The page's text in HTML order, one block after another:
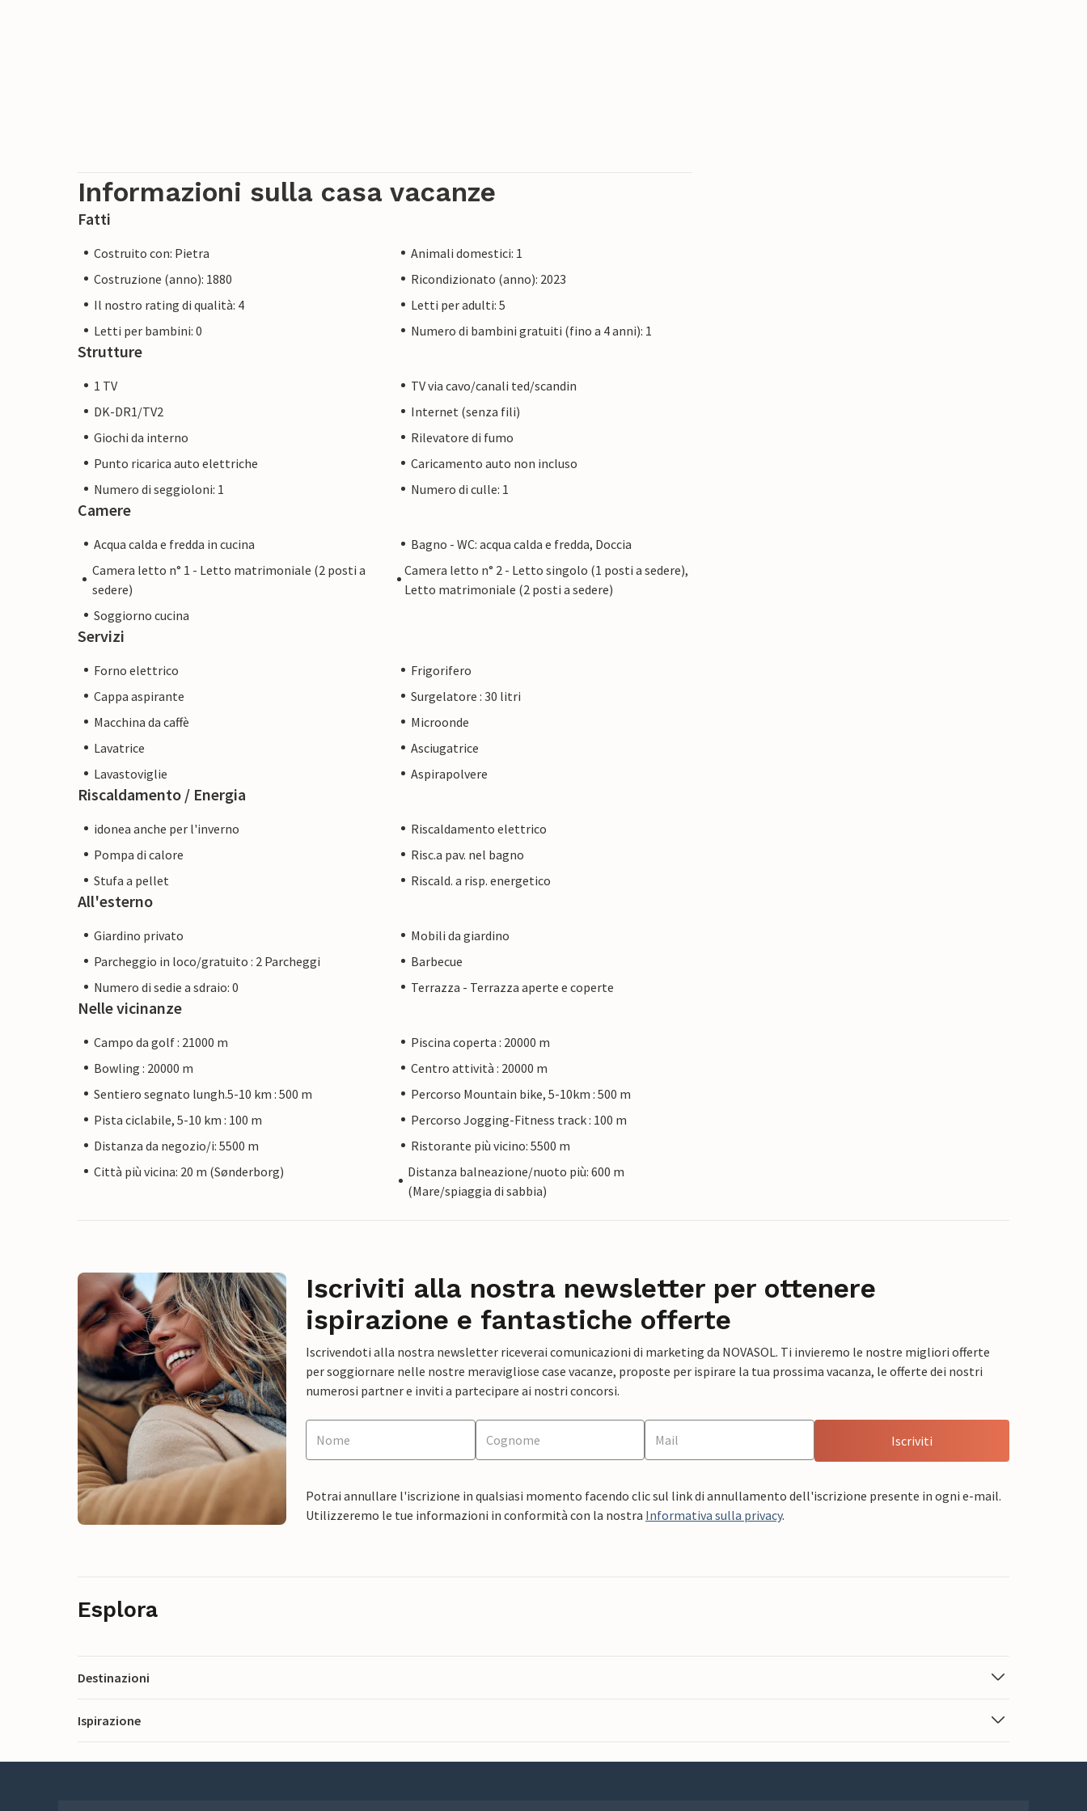
Informazioni sulla casa vacanze
Fatti
Costruito con: Pietra
Animali domestici: 1
Costruzione (anno): 1880
Ricondizionato (anno): 2023
Il nostro rating di qualità: 4
Letti per adulti: 5
Letti per bambini: 0
Numero di bambini gratuiti (fino a 4 anni): 1
Strutture
1 TV
TV via cavo/canali ted/scandin
DK-DR1/TV2
Internet (senza fili)
Giochi da interno
Rilevatore di fumo
Punto ricarica auto elettriche
Caricamento auto non incluso
Numero di seggioloni: 1
Numero di culle: 1
Camere
Acqua calda e fredda in cucina
Bagno - WC: acqua calda e fredda, Doccia
Camera letto n° 1 - Letto matrimoniale (2 posti a
sedere)
Camera letto n° 2 - Letto singolo (1 posti a sedere),
Letto matrimoniale (2 posti a sedere)
Soggiorno cucina
Servizi
Forno elettrico
Frigorifero
Cappa aspirante
Surgelatore : 30 litri
Macchina da caffè
Microonde
Lavatrice
Asciugatrice
Lavastoviglie
Aspirapolvere
Riscaldamento / Energia
idonea anche per l'inverno
Riscaldamento elettrico
Pompa di calore
Risc.a pav. nel bagno
Stufa a pellet
Riscald. a risp. energetico
All'esterno
Giardino privato
Mobili da giardino
Parcheggio in loco/gratuito : 2 Parcheggi
Barbecue
Numero di sedie a sdraio: 0
Terrazza - Terrazza aperte e coperte
Nelle vicinanze
Campo da golf : 21000 m
Piscina coperta : 20000 m
Bowling : 20000 m
Centro attività : 20000 m
Sentiero segnato lungh.5-10 km : 500 m
Percorso Mountain bike, 5-10km : 500 m
Pista ciclabile, 5-10 km : 100 m
Percorso Jogging-Fitness track : 100 m
Distanza da negozio/i: 5500 m
Ristorante più vicino: 5500 m
Città più vicina: 20 m (Sønderborg)
Distanza balneazione/nuoto più: 600 m
(Mare/spiaggia di sabbia)
Iscriviti alla nostra newsletter per ottenere
ispirazione e fantastiche offerte
Iscrivendoti alla nostra newsletter riceverai comunicazioni di marketing da NOVASOL. Ti invieremo le nostre migliori offerte
per soggiornare nelle nostre meravigliose case vacanze, proposte per ispirare la tua prossima vacanza, le offerte dei nostri
numerosi partner e inviti a partecipare ai nostri concorsi.
Iscriviti
Potrai annullare l'iscrizione in qualsiasi momento facendo clic sul link di annullamento dell'iscrizione presente in ogni e-mail.
Utilizzeremo le tue informazioni in conformità con la nostra Informativa sulla privacy.
Esplora
Destinazioni
Ispirazione